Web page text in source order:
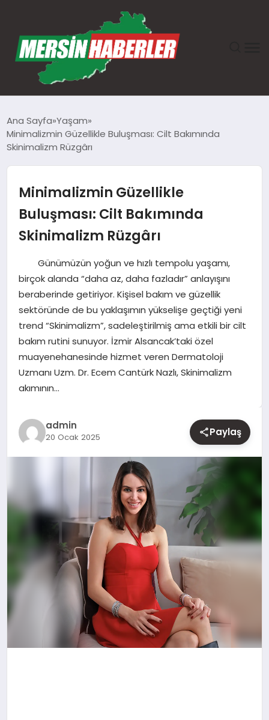
GÜNDEM
TEKNOLOJI
SPOR
YAŞAM
EĞITIM
Ana Sayfa Yaşam
Minimalizmin Güzellikle Buluşması: Cilt Bakımında
Skinimalizm Rüzgârı
Minimalizmin Güzellikle
Buluşması: Cilt Bakımında
Skinimalizm Rüzgârı
Günümüzün yoğun ve hızlı tempolu yaşamı,
birçok alanda “daha az, daha fazladır” anlayışını
beraberinde getiriyor. Kişisel bakım ve güzellik
sektöründe de bu yaklaşımın yükselişe geçtiği yeni
trend “Skinimalizm”, sadeleştirilmiş ama etkili bir cilt
bakım rutini sunuyor. İzmir Alsancak’taki özel
muayenehanesinde hizmet veren Dermatoloji
Uzmanı Uzm. Dr. Ecem Cantürk Nazlı, Skinimalizm
akımının…
admin
20 Ocak 2025 Paylaş